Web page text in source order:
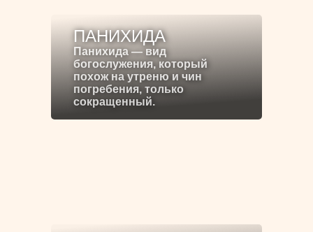
ПАНИХИДА
Панихида — вид
богослужения, который
похож на утреню и чин
погребения, только
сокращенный.